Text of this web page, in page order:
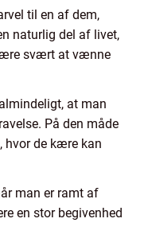
til en af dem,
naturlig del af livet,
svært at vænne
at man
På den måde
hvor de kære kan
man er ramt af
en stor begivenhed